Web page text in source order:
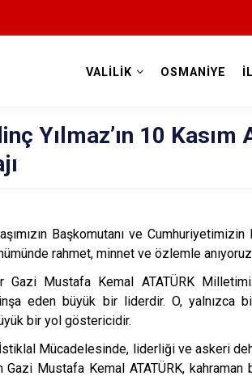
VALİLİK OSMANİYE
Yılmaz’ın 10
Başkomutanı ve
rahmet, minnet ve özlemle
Gazi Mustafa Kemal ATATÜRK
eden büyük bir liderdir. O, yalnızca
bir yol göstericidir.
Mücadelesinde, liderliği ve askeri
Gazi Mustafa Kemal ATATÜRK,